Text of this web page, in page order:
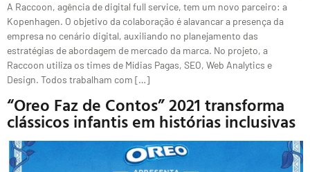
A Raccoon, agência de digital full service, tem um novo parceiro: a
Kopenhagen. O objetivo da colaboração é alavancar a presença da
empresa no cenário digital, auxiliando no planejamento das
estratégias de abordagem de mercado da marca. No projeto, a
Raccoon utiliza os times de Mídias Pagas, SEO, Web Analytics e
Design. Todos trabalham com […]
“Oreo Faz de Contos” 2021 transforma
clássicos infantis em histórias inclusivas